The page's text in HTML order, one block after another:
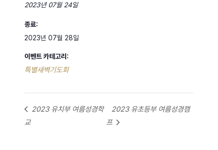
2023년 07월 24일
종료:
2023년 07월 28일
이벤트 카테고리:
특별새벽기도회
2023 유치부 여름성경학
교
2023 유초등부 여름성경캠
프